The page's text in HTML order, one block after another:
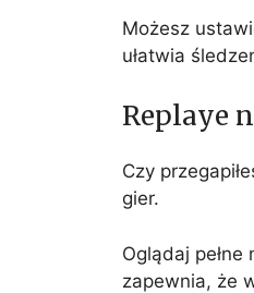
Możesz
ułatwia
Replaye
Czy
gier.
Oglądaj pełne
zapewnia, że